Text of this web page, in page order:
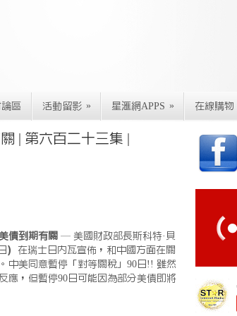
區 活動留影 » 星滙網APPS » 在線購物
| 第六百二十三集 |
債到期有關 — 美國財政部長斯科特·貝
）在瑞士日內瓦宣佈，和中國方面在關
中美同意暫停「對等關稅」90日!! 雖然
應，但暫停90日可能因為部分美債即將